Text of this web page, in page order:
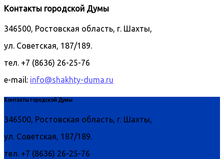
Контакты городской Думы
346500, Ростовская область, г. Шахты,
ул. Советская, 187/189.
тел. +7 (8636) 26-25-76
e-mail: info@shakhty-duma.ru
Контакты городской Думы
346500, Ростовская область, г. Шахты,
ул. Советская, 187/189.
тел. +7 (8636) 26-25-76